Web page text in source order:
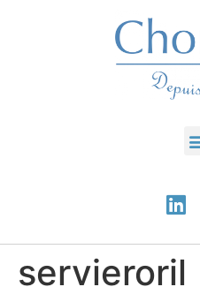
servieroril